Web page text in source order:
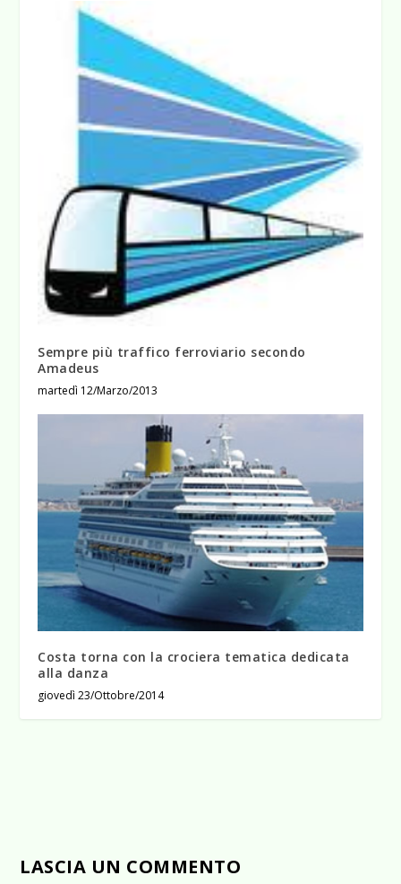
Sempre più traffico ferroviario secondo
Amadeus
martedì 12/Marzo/2013
Costa torna con la crociera tematica dedicata
alla danza
giovedì 23/Ottobre/2014
LASCIA UN COMMENTO